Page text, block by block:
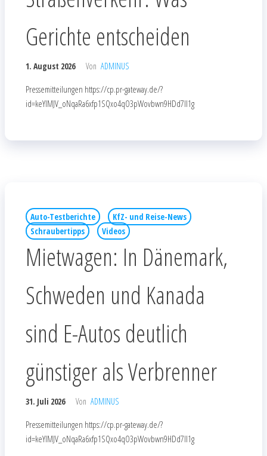
Gerichte entscheiden
1. August 2026 Von ADMINUS
Pressemitteilungen https://cp.pr-gateway.de/?
id=keYlMJV_oNqaRa6xfp1SQxo4qO3pWovbwn9HDd7Il1g
Auto-Testberichte
KfZ- und Reise-News
Schraubertipps
Videos
Mietwagen: In Dänemark,
Schweden und Kanada
sind E-Autos deutlich
günstiger als Verbrenner
31. Juli 2026 Von ADMINUS
Pressemitteilungen https://cp.pr-gateway.de/?
id=keYlMJV_oNqaRa6xfp1SQxo4qO3pWovbwn9HDd7Il1g